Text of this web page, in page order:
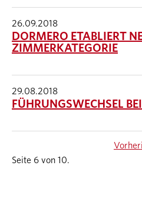
26.09.2018
DORMERO ETABLIERT
ZIMMERKATEGORIE
29.08.2018
FÜHRUNGSWECHSEL
Seite 6 von 10.